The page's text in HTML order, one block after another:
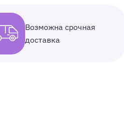
Возможна срочная
доставка